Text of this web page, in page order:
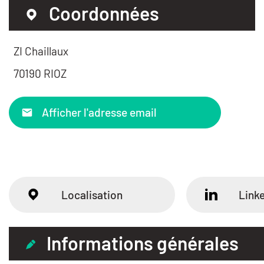
Coordonnées
ZI Chaillaux
70190 RIOZ
Afficher l'adresse email
Localisation
Informations générales